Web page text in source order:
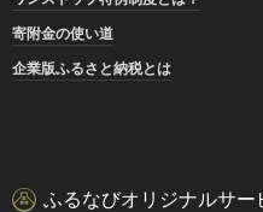
寄附金の使い道
企業版ふるさと納税とは
ふるなびオリジナルサー